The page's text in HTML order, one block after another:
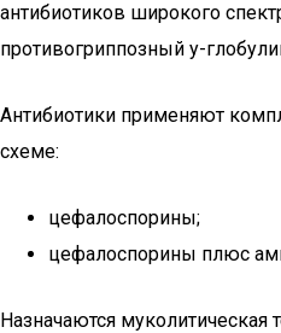
антибиотиков широкого
противогриппозный у-
Антибиотики применяют
схеме:
цефалоспорины;
цефалоспорины плюс
Назначаются муколитическая